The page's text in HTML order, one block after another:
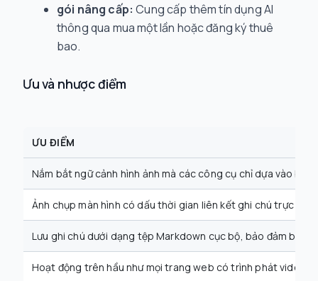
gói nâng cấp: Cung cấp thêm tín dụng AI
thông qua mua một lần hoặc đăng ký thuê
bao.
Ưu và nhược điểm
ƯU ĐIỂM
Nắm bắt ngữ cảnh hình ảnh mà các công cụ chỉ dựa vào
Ảnh chụp màn hình có dấu thời gian liên kết ghi chú trực
Lưu ghi chú dưới dạng tệp Markdown cục bộ, bảo đảm bạn
Hoạt động trên hầu như mọi trang web có trình phát video.